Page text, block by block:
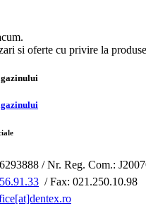
si oferte cu privire la
/ Nr. Reg. Com.:
/ Fax: 021.250.10.98